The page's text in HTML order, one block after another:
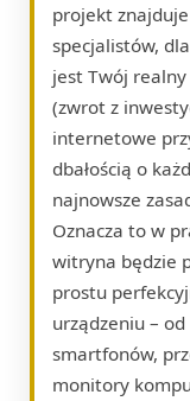
projekt
specjalistów,
jest Twój
(zwrot z
internetowe
dbałością o
najnowsze
Oznacza to w
witryna będzie
prostu
urządzeniu –
smartfonów,
monitory